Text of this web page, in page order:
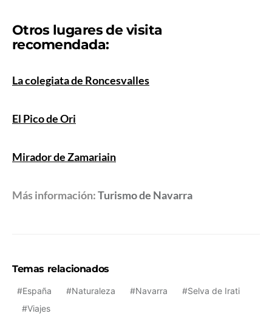
Otros lugares de visita
recomendada:
La colegiata de Roncesvalles
El Pico de Ori
Mirador de Zamariain
Más información:Turismo de Navarra
Temas relacionados
España Naturaleza Navarra
Selva de Irati
Viajes